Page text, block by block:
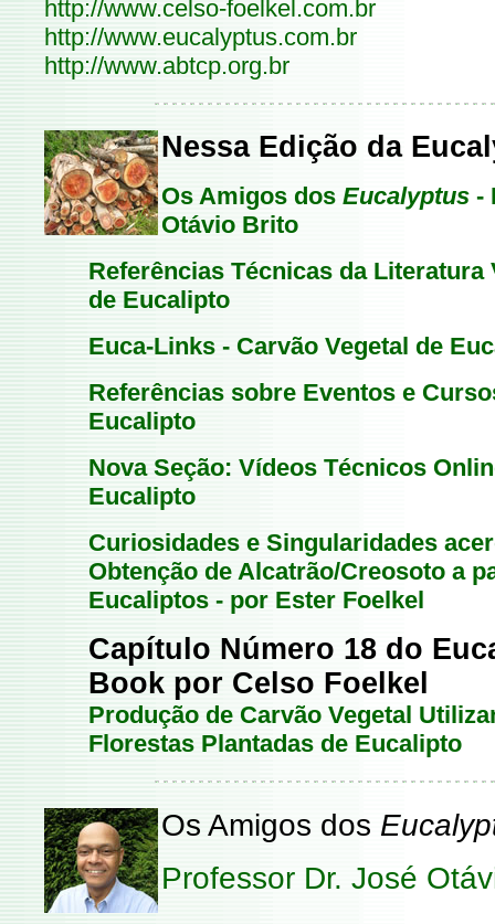
http://www.celso-foelkel.com.br
http://www.eucalyptus.com.br
http://www.abtcp.org.br
Nessa Edição da
Os Amigos dos Eucalyptus -
Otávio Brito
Referências Técnicas da Literatura
de Eucalipto
Euca-Links - Carvão Vegetal de
Referências sobre Eventos e
Eucalipto
Nova Seção: Vídeos Técnicos
Eucalipto
Curiosidades e Singularidades
Obtenção de Alcatrão/Creosoto a
Eucaliptos - por Ester Foelkel
Capítulo Número 18 do
Book por Celso Foelkel
Produção de Carvão Vegetal
Florestas Plantadas de Eucalipto
Os Amigos dos
Professor Dr. José